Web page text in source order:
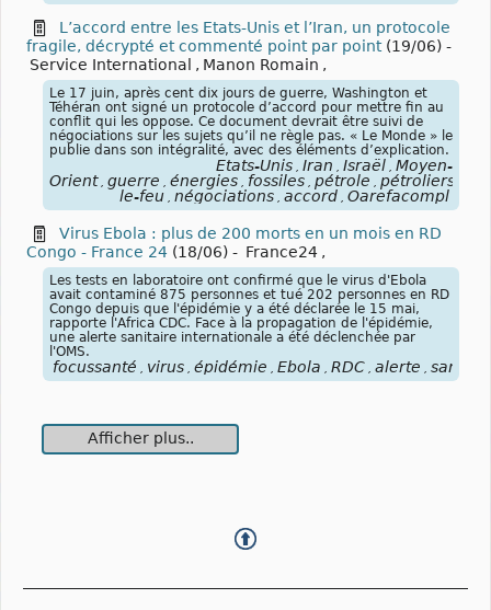
L’accord entre les Etats-Unis et l’Iran, un protocole
fragile, décrypté et commenté point par point(19/06) -
Service International , Manon Romain ,
Le 17 juin, après cent dix jours de guerre, Washington et
Téhéran ont signé un protocole d’accord pour mettre fin au
conflit qui les oppose. Ce document devrait être suivi de
négociations sur les sujets qu’il ne règle pas. « Le Monde » le
publie dans son intégralité, avec des éléments d’explication.
États-Unis Iran Israël Moyen-
Orient guerre énergies fossiles pétrole pétroliers
le-feu négociations accord Oarefacompl
Virus Ebola : plus de 200 morts en un mois en RD
Congo - France 24 (18/06) - France24 ,
Les tests en laboratoire ont confirmé que le virus d'Ebola
avait contaminé 875 personnes et tué 202 personnes en RD
Congo depuis que l'épidémie y a été déclarée le 15 mai,
rapporte l'Africa CDC. Face à la propagation de l'épidémie,
une alerte sanitaire internationale a été déclenchée par
l'OMS.
focussanté virus épidémie Ebola RDC alerte
Afficher plus..